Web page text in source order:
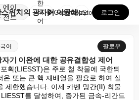
에이
전트
망간(II) 광스위치의 광자기 이완에 대한 공유결합성 ...
한
국
어
GooglePlay
AppStore 로그인
어 팔로우
기 이완에 대한 공유결합성 제어
획(LIESST)은 주로 철 착물에 국한되
온 또는 큰 핵 재배열을 필요로 하여 실
제한했습니다. 이제 카벤 망간(II) 착물
를 달성하여, 증가된 금속-리간드